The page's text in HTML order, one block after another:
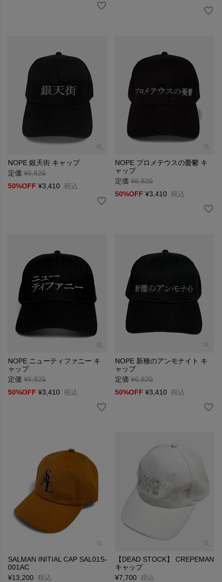
NOPE 銀天街 キャップ
定価 ¥6,820
→
50%OFF ¥3,410 税込
NOPE プロメテウスの憂鬱 キ
ャップ
定価 ¥6,820
→
50%OFF ¥3,410 税込
NOPE ニューティファニー キ
ャップ
定価 ¥6,820
→
50%OFF ¥3,410 税込
NOPE 新種のアンモナイト キ
ャップ
定価 ¥6,820
→
50%OFF ¥3,410 税込
SALMAN INITIAL CAP SAL01S-
001AC
¥13,200 税込
【DEAD STOCK】 CREPEMAN
キャップ
¥7,700 税込